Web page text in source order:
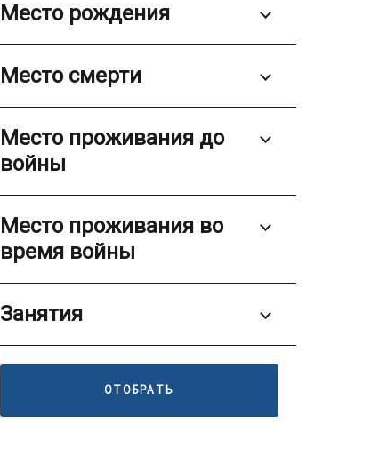
Место рождения
Место смерти
Место проживания до
войны
Место проживания во
время войны
Занятия
ОТОБРАТЬ